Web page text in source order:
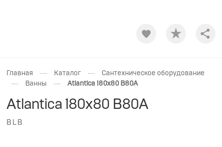
Главная — Каталог — Сантехническое оборудование
— Ванны — Atlantica 180x80 B80A
Atlantica 180x80 B80A
BLB